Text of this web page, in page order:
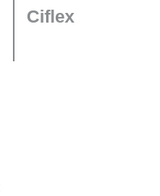
Ciflex